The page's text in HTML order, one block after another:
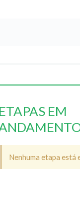
ETAPAS EM
Nenhuma etapa está